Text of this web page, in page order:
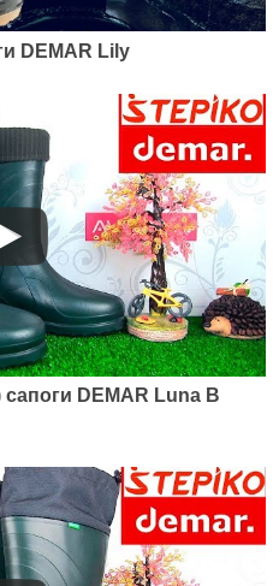
DEMAR Lily
DEMAR Luna B